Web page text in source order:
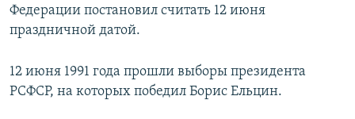
Федерации постановил считать 12 июня
праздничной датой.
12 июня 1991 года прошли выборы президента
РСФСР, на которых победил Борис Ельцин.